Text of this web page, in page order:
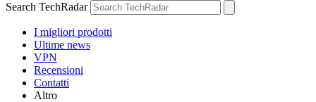
Search TechRadar
I migliori prodotti
Ultime news
VPN
Recensioni
Contatti
Altro